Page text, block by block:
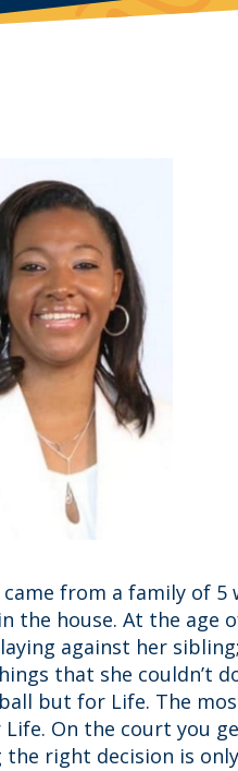
came from a family of 5
the house. At the age
against her
that she couldn’t
but for Life. The
On the court you
the right decision is